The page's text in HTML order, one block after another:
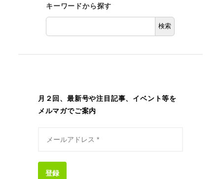
キーワードから探す
検索
月２回、最新号や注目記事、イベント等を
メルマガでご案内
登録